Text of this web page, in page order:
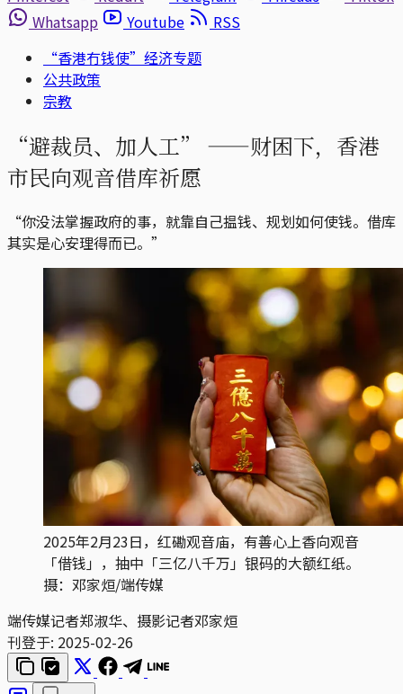
Whatsapp
Youtube
RSS
“香港冇钱使”经济专题
公共政策
宗教
“避裁员、加人工” ——财困下，香港
市民向观音借库祈愿
“你没法掌握政府的事，就靠自己揾钱、规划如何使钱。借库
其实是心安理得而已。”
2025年2月23日，红磡观音庙，有善心上香向观音
「借钱」，抽中「三亿八千万」银码的大额红纸。
摄：邓家烜/端传媒
端传媒记者郑淑华、摄影记者邓家烜
刊登于: 2025-02-26